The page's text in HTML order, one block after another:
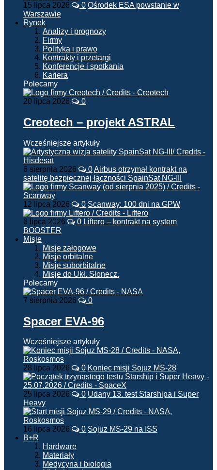
15 lipca 2026 0 Ośrodek ESA powstanie w
Warszawie
Rynek
Analizy i prognozy
Firmy
Polityka i prawo
Kontrakty i przetargi
Konferencje i spotkania
Kariera
Polecamy
20 lipca 2026 0
Creotech – projekt ASTRAL
Wcześniejsze artykuły
6 sierpnia 2026 0Airbus otrzymał kontrakt na
satelitę bezpiecznej łączności SpainSat NG-III
12 lipca 2026 0 Scanway: 100 dni na GPW
6 lipca 2026 0 Liftero – kontrakt na system
BOOSTER
Misje
Misje załogowe
Misje orbitalne
Misje suborbitalne
Misje do Ukł. Słonecz.
Polecamy
7 sierpnia 2026 0
Spacer EVA-96
Wcześniejsze artykuły
28 lipca 2026 0 Koniec misji Sojuz MS-28
25 lipca 2026 0 Udany 13. test Starshipa i Super
Heavy
16 lipca 2026 0 Sojuz MS-29 na ISS
B+R
Hardware
Materiały
Medycyna i biologia